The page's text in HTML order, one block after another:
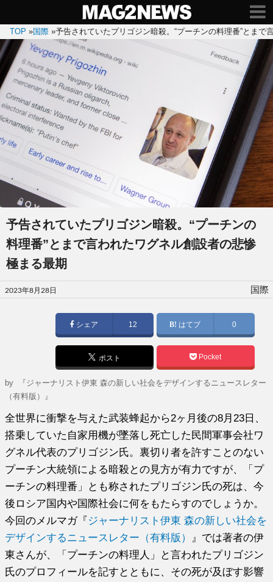
TOP »国際 »予告されていたプリゴジン暗殺。“プーチンの料理番”とまで
予告されていたプリゴジン暗殺。“プーチンの
料理番”とまで言われたワグネル創設者の悲惨
極まる最期
投
稿
2023年8月28日 国際
シェア 12 はてブ 0
ポスト Pocket
by
『ジャーナリスト伊東 森の新しい社会をデザインするニュースレター
（有料版）』
全世界に衝撃を与えた武装蜂起から2ヶ月後の8月23日、
搭乗していた自家用機が墜落し死亡した民間軍事会社ワ
グネル代表のプリゴジン氏。裏切り者を許すことのない
プーチン大統領による暗殺との見方が有力ですが、「プ
ーチンの料理番」とも称されたプリゴジン氏の死は、今
後ロシア国内や国際社会に何をもたらすのでしょうか。
今回のメルマガ『 ジャーナリスト伊東 森の新しい社会を
デザインするニュースレター（有料版）
』では著者の伊
東さんが、「プーチンの料理人」と言われたプリゴジン
氏のプロフィールを記すとともに、その死が及ぼす影響